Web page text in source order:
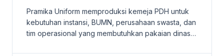
Pramika Uniform memproduksi kemeja PDH untuk
kebutuhan instansi, BUMN, perusahaan swasta, dan
tim operasional yang membutuhkan pakaian dinas